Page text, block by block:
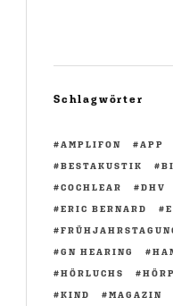
Schlagwörter
AMPLIFON APP
BESTAKUSTIK
COCHLEAR
DHV
ERIC BERNARD
GN HEARING
HÖRLUCHS
KIND
MAGAZIN